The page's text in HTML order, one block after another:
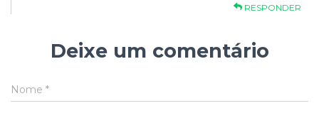
RESPONDER
Deixe um comentário
Nome *